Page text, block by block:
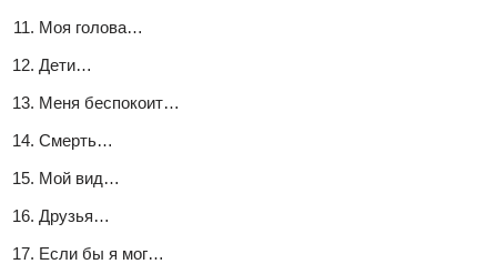
Моя голова…
Дети…
Меня беспокоит…
Смерть…
Мой вид…
Друзья…
Если бы я мог…